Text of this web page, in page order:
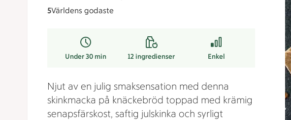
5Världens godaste
Under 30 min 12ingredienser Enkel
Njut av en julig smaksensation med denna
skinkmacka på knäckebröd toppad med krämig
senapsfärskost, saftig julskinka och syrligt